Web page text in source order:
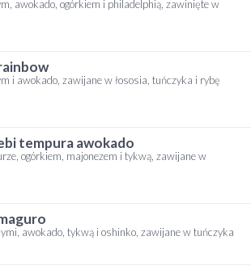
awokado, ogórkiem i philadelphią, zawinięte w
i awokado, zawijane w łososia, tuńczyka i rybę
tempura awokado
ogórkiem, majonezem i tykwą, zawijane w
awokado, tykwą i oshinko, zawijane w tuńczyka